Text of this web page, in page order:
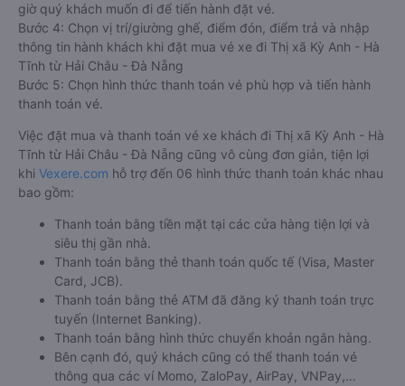
giờ quý khách muốn đi để tiến hành đặt vé.
Bước 4: Chọn vị trí/giường ghế, điểm đón, điểm trả và nhập
thông tin hành khách khi đặt mua vé xe đi Thị xã Kỳ Anh - Hà
Tĩnh từ Hải Châu - Đà Nẵng
Bước 5: Chọn hình thức thanh toán vé phù hợp và tiến hành
thanh toán vé.
Việc đặt mua và thanh toán vé xe khách đi Thị xã Kỳ Anh - Hà
Tĩnh từ Hải Châu - Đà Nẵng cũng vô cùng đơn giản, tiện lợi
khi Vexere.com hỗ trợ đến 06 hình thức thanh toán khác nhau
bao gồm:
Thanh toán bằng tiền mặt tại các cửa hàng tiện lợi và
siêu thị gần nhà.
Thanh toán bằng thẻ thanh toán quốc tế (Visa, Master
Card, JCB).
Thanh toán bằng thẻ ATM đã đăng ký thanh toán trực
tuyến (Internet Banking).
Thanh toán bằng hình thức chuyển khoản ngân hàng.
Bên cạnh đó, quý khách cũng có thể thanh toán vé
thông qua các ví Momo, ZaloPay, AirPay, VNPay,…